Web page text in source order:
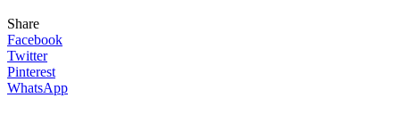
Share
Facebook
Twitter
Pinterest
WhatsApp